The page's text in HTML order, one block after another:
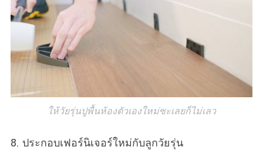
ให้วัยรุ่นปูพื้นห้องตัวเองใหม่ซะเลยก็ไม่เลว
8. ประกอบเฟอร์นิเจอร์ใหม่กับลูกวัยรุ่น